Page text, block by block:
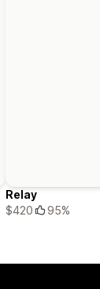
Relay
$420
95%